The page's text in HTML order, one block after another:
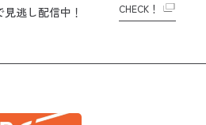
見逃し配信中！ CHECK！